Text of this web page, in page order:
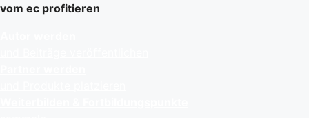
vom ec profitieren